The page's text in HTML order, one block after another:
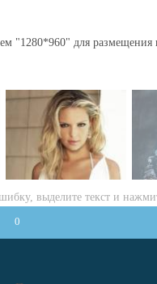
"1280*960" для
выделите текст и
0